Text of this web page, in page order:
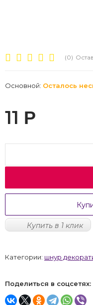
(0)
Основной: Осталось
11 Р
Купить в 1 клик
Категории: шнур
Поделиться в соцсетях: